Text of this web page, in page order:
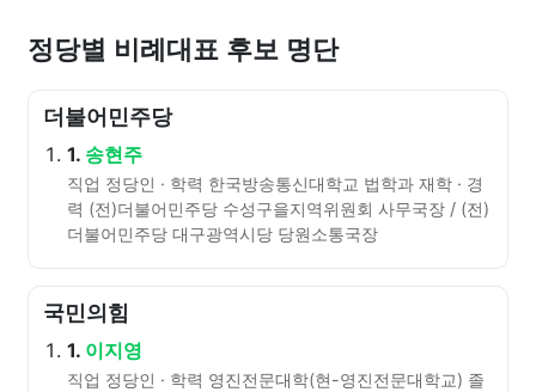
정당별 비례대표 후보 명단
더불어민주당
1. 송현주
직업 정당인 · 학력 한국방송통신대학교 법학과 재학 · 경
력 (전)더불어민주당 수성구을지역위원회 사무국장 / (전)
더불어민주당 대구광역시당 당원소통국장
국민의힘
1. 이지영
직업 정당인 · 학력 영진전문대학(현-영진전문대학교) 졸